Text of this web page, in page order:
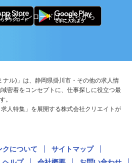
版ダウンロードはこちらから
ナル)」は、静岡県掛川市・その他の求人情
密着をコンセプトに、仕事探しに役立つ最
。
人特集」を展開する株式会社クリエイトが
クについて
サイトマップ